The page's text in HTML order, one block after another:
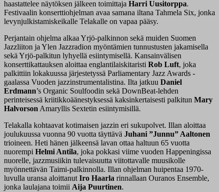
haastattelee näytöksen jälkeen toimittaja Harri Uusitorppa.
Festivaalin konserttiohjelman avaa samana iltana Tahmela Six, jonka
levynjulkistamiskeikalle Telakalle on vapaa pääsy.
Perjantain ohjelma alkaa Yrjö-palkinnon sekä muiden Suomen
Jazzliiton ja Ylen Jazzradion myöntämien tunnustusten jakamisella
sekä Yrjö-palkitun lyhyellä esiintymisellä. Kansainvälisen
konserttikattauksen aloittaa englantilaiskitaristi Rob Luft, joka
palkittiin lokakuussa järjestetyssä Parliamentary Jazz Awards -
gaalassa Vuoden jazzinstrumentalistina. Ilta jatkuu Daniel
Erdmann’s Organic Soulfoodin sekä DownBeat-lehden
perinteisessä kriitikkoäänestyksessä kaksinkertaisesti palkitun Mary
HalvorsonAmaryllis Sextetin esiintymisillä.
Telakalla kohtaavat kotimaisen jazzin eri sukupolvet. Illan aloittaa
joulukuussa vuonna 90 vuotta täyttävä Juhani ”Junnu” Aaltonen
trioineen. Heti hänen jälkeensä lavan ottaa haltuun 65 vuotta
nuorempi Helmi Antila, joka pokkasi viime vuoden Happeningissa
nuorelle, jazzmusiikin tulevaisuutta viitottavalle muusikolle
myönnettävän Taimi-palkinnolla. Illan ohjelman huipentaa 1970-
luvulla uransa aloittanutIro Haarla rinnallaan Ouranos Ensemble,
jonka laulajana toimii Aija Puurtinen.